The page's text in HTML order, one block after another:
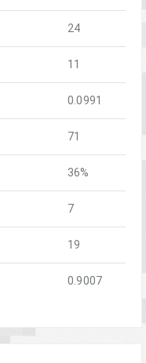
24
11
0.0991
71
36%
7
19
0.9007